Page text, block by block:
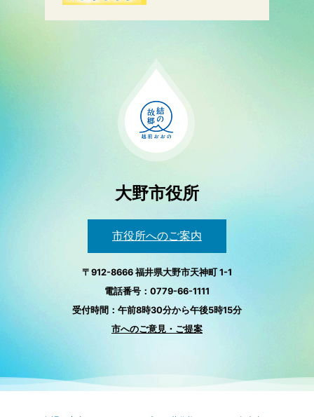
大野市役所
市役所へのご案内
〒912-8666 福井県大野市天神町 1-1
電話番号：0779-66-1111
受付時間：午前8時30分から午後5時15分
市へのご意見・ご提案